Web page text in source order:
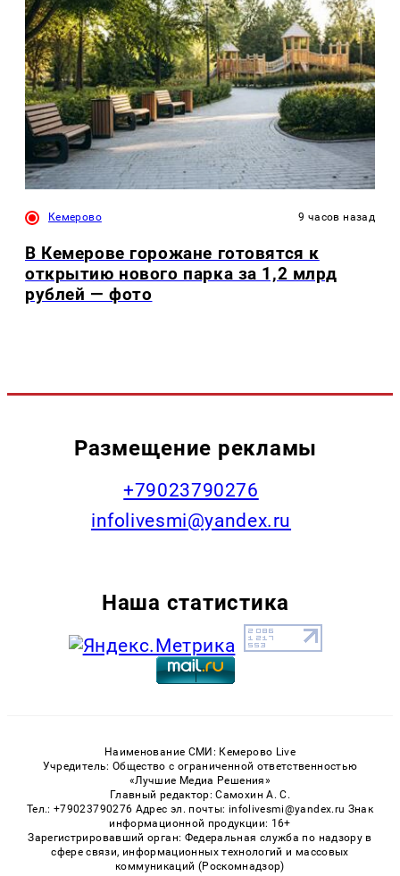
Кемерово 9 часов назад
В Кемерове горожане готовятся к
открытию нового парка за 1,2 млрд
рублей — фото
Размещение рекламы
+79023790276
infolivesmi@yandex.ru
Наша статистика
Наименование СМИ: Кемерово Live
Учредитель: Общество с ограниченной ответственностью
«Лучшие Медиа Решения»
Главный редактор: Самохин А. С.
Тел.: +79023790276 Адрес эл. почты: infolivesmi@yandex.ru Знак
информационной продукции: 16+
Зарегистрировавший орган: Федеральная служба по надзору в
сфере связи, информационных технологий и массовых
коммуникаций (Роскомнадзор)